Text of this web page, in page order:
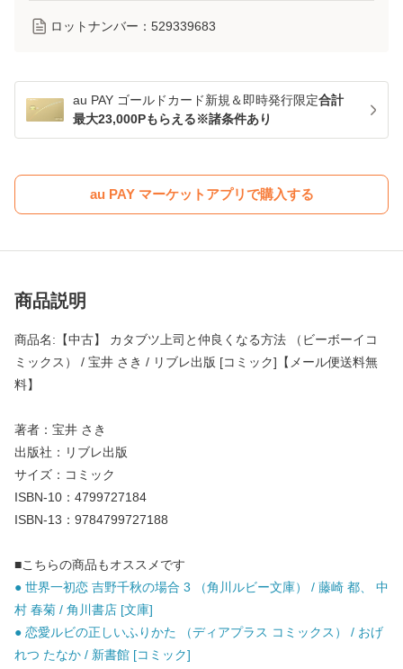
ロットナンバー： 529339683
au PAY ゴールドカード新規＆即時発行限定合計
最大23,000Pもらえる※諸条件あり
au PAY マーケットアプリで購入する
商品説明
商品名:【中古】 カタブツ上司と仲良くなる方法 （ビーボーイコ
ミックス） / 宝井 さき / リブレ出版 [コミック]【メール便送料無
料】
著者：宝井 さき
出版社：リブレ出版
サイズ：コミック
ISBN-10：4799727184
ISBN-13：9784799727188
■こちらの商品もオススメです
● 世界一初恋 吉野千秋の場合 3 （角川ルビー文庫） / 藤崎 都、 中
村 春菊 / 角川書店 [文庫]
● 恋愛ルビの正しいふりかた （ディアプラス コミックス） / おげ
れつ たなか / 新書館 [コミック]